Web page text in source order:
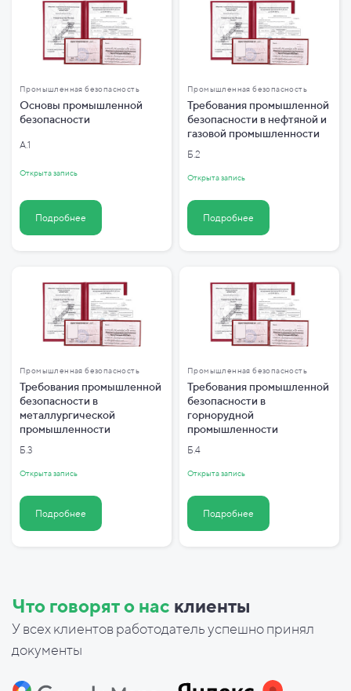
Промышленная безопасность
Основы промышленной
безопасности
А.1
Открыта запись
Подробнее
Промышленная безопасность
Требования промышленной
безопасности в нефтяной и
газовой промышленности
Б.2
Открыта запись
Подробнее
Промышленная безопасность
Требования промышленной
безопасности в
металлургической
промышленности
Б.3
Открыта запись
Подробнее
Промышленная безопасность
Требования промышленной
безопасности в
горнорудной
промышленности
Б.4
Открыта запись
Подробнее
Что говорят о нас клиенты
У всех клиентов работодатель успешно принял
документы